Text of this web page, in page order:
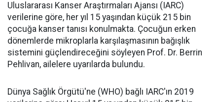
Uluslararası Kanser Araştırmaları Ajansı (IARC)
verilerine göre, her yıl 15 yaşından küçük 215 bin
çocuğa kanser tanısı konulmakta. Çocuğun erken
dönemlerde mikroplarla karşılaşmasının bağışlık
sistemini güçlendireceğini söyleyen Prof. Dr. Berrin
Pehlivan, ailelere uyarılarda bulundu.
Dünya Sağlık Örgütü'ne (WHO) bağlı IARC'ın 2019